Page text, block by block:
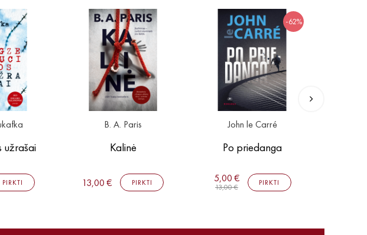
užrašai
PIRKTI
B. A. Paris
Kalinė
13,00 € PIRKTI
-62%
John le Carré
Po priedanga
5,00 €
13,00 €
PIRKTI